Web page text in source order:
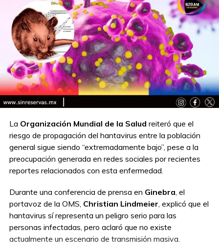
La Organización Mundial de la Salud reiteró que el
riesgo de propagación del hantavirus entre la población
general sigue siendo “extremadamente bajo”, pese a la
preocupación generada en redes sociales por recientes
reportes relacionados con esta enfermedad.
Durante una conferencia de prensa en Ginebra, el
portavoz de la OMS, Christian Lindmeier, explicó que el
hantavirus sí representa un peligro serio para las
personas infectadas, pero aclaró que no existe
actualmente un escenario de transmisión masiva.